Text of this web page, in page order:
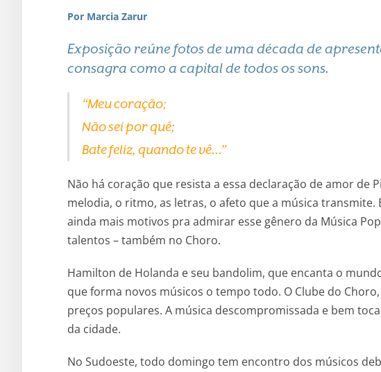
Por Marcia Zarur
Exposição reúne fotos de uma década de
consagra como a capital de todos os sons.
“Meu coração;
Não sei por quê;
Bate feliz, quando te vê…”
Não há coração que resista a essa declaração de amor de
melodia, o ritmo, as letras, o afeto que a música
ainda mais motivos pra admirar esse gênero da Música
talentos – também no Choro.
Hamilton de Holanda e seu bandolim, que encanta o
que forma novos músicos o tempo todo. O Clube do
preços populares. A música descompromissada e bem
da cidade.
No Sudoeste, todo domingo tem encontro dos músicos